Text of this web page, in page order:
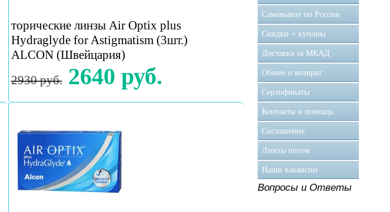
торические линзы Air Optix plus
Hydraglyde for Astigmatism (3шт.)
ALCON (Швейцария)
2930 руб. 2640 руб.
Самовывоз по России
Скидки + купоны
Доставка за МКАД
Обмен и возврат
Сертификаты
Контакты и помощь
Соглашение
Линзы оптом
Наши вакансии
Вопросы и Ответы